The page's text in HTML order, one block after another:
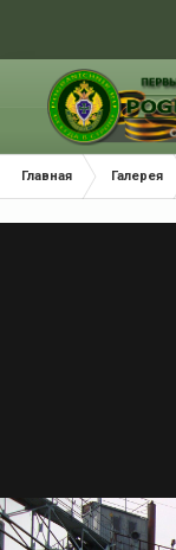
Главная Галерея